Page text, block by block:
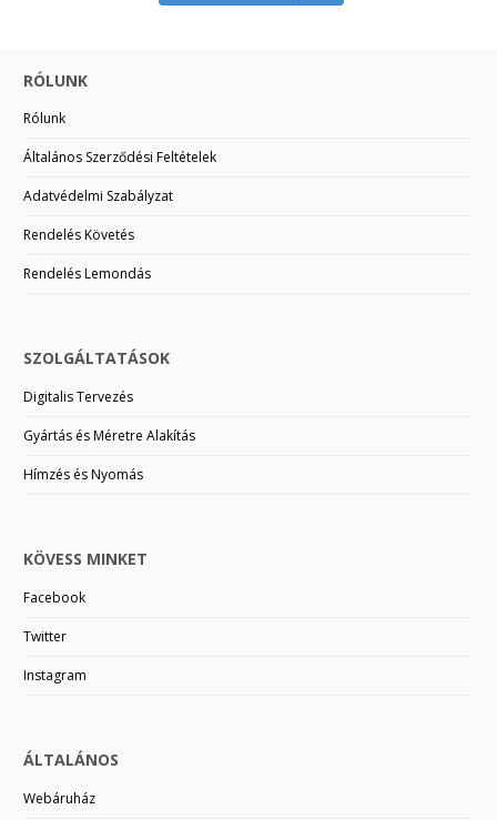
RÓLUNK
Rólunk
Általános Szerződési Feltételek
Adatvédelmi Szabályzat
Rendelés Követés
Rendelés Lemondás
SZOLGÁLTATÁSOK
Digitalis Tervezés
Gyártás és Méretre Alakítás
Hímzés és Nyomás
KÖVESS MINKET
Facebook
Twitter
Instagram
ÁLTALÁNOS
Webáruház